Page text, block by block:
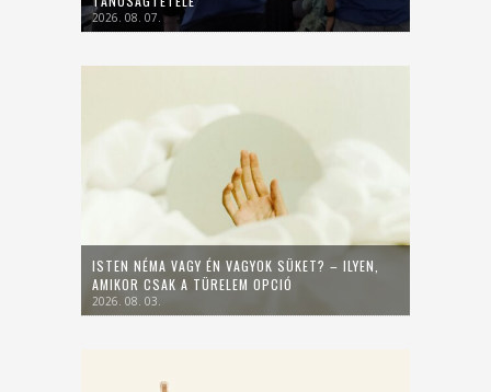
2026. 08. 07.
ISTEN NÉMA VAGY ÉN VAGYOK SÜKET? – ILYEN,
AMIKOR CSAK A TÜRELEM OPCIÓ
2026. 08. 03.